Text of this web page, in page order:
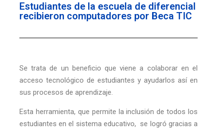
Estudiantes de la escuela de diferencial
recibieron computadores por Beca TIC
Se trata de un beneficio que viene a colaborar en el
acceso tecnológico de estudiantes y ayudarlos así en
sus procesos de aprendizaje.
Esta herramienta, que permite la inclusión de todos los
estudiantes en el sistema educativo, se logró gracias a